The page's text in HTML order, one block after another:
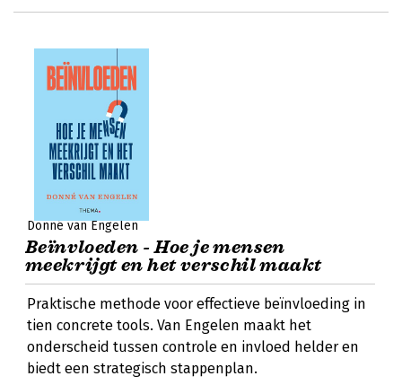
Donné van Engelen
Beïnvloeden - Hoe je mensen
meekrijgt en het verschil maakt
Praktische methode voor effectieve beïnvloeding in
tien concrete tools. Van Engelen maakt het
onderscheid tussen controle en invloed helder en
biedt een strategisch stappenplan.